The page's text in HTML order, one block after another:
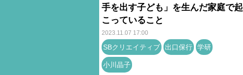
手を出す子ども」を生んだ家庭で起
こっていること
2023.11.07 17:00
SBクリエイティブ 出口保行 学研
小川晶子